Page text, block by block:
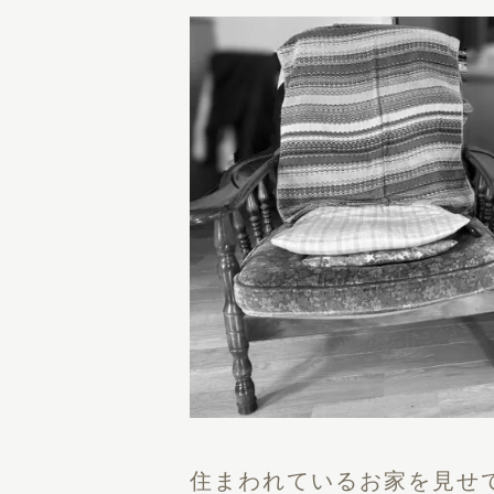
住まわれているお家を見せ